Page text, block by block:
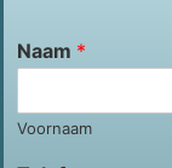
Naam *
Voornaam